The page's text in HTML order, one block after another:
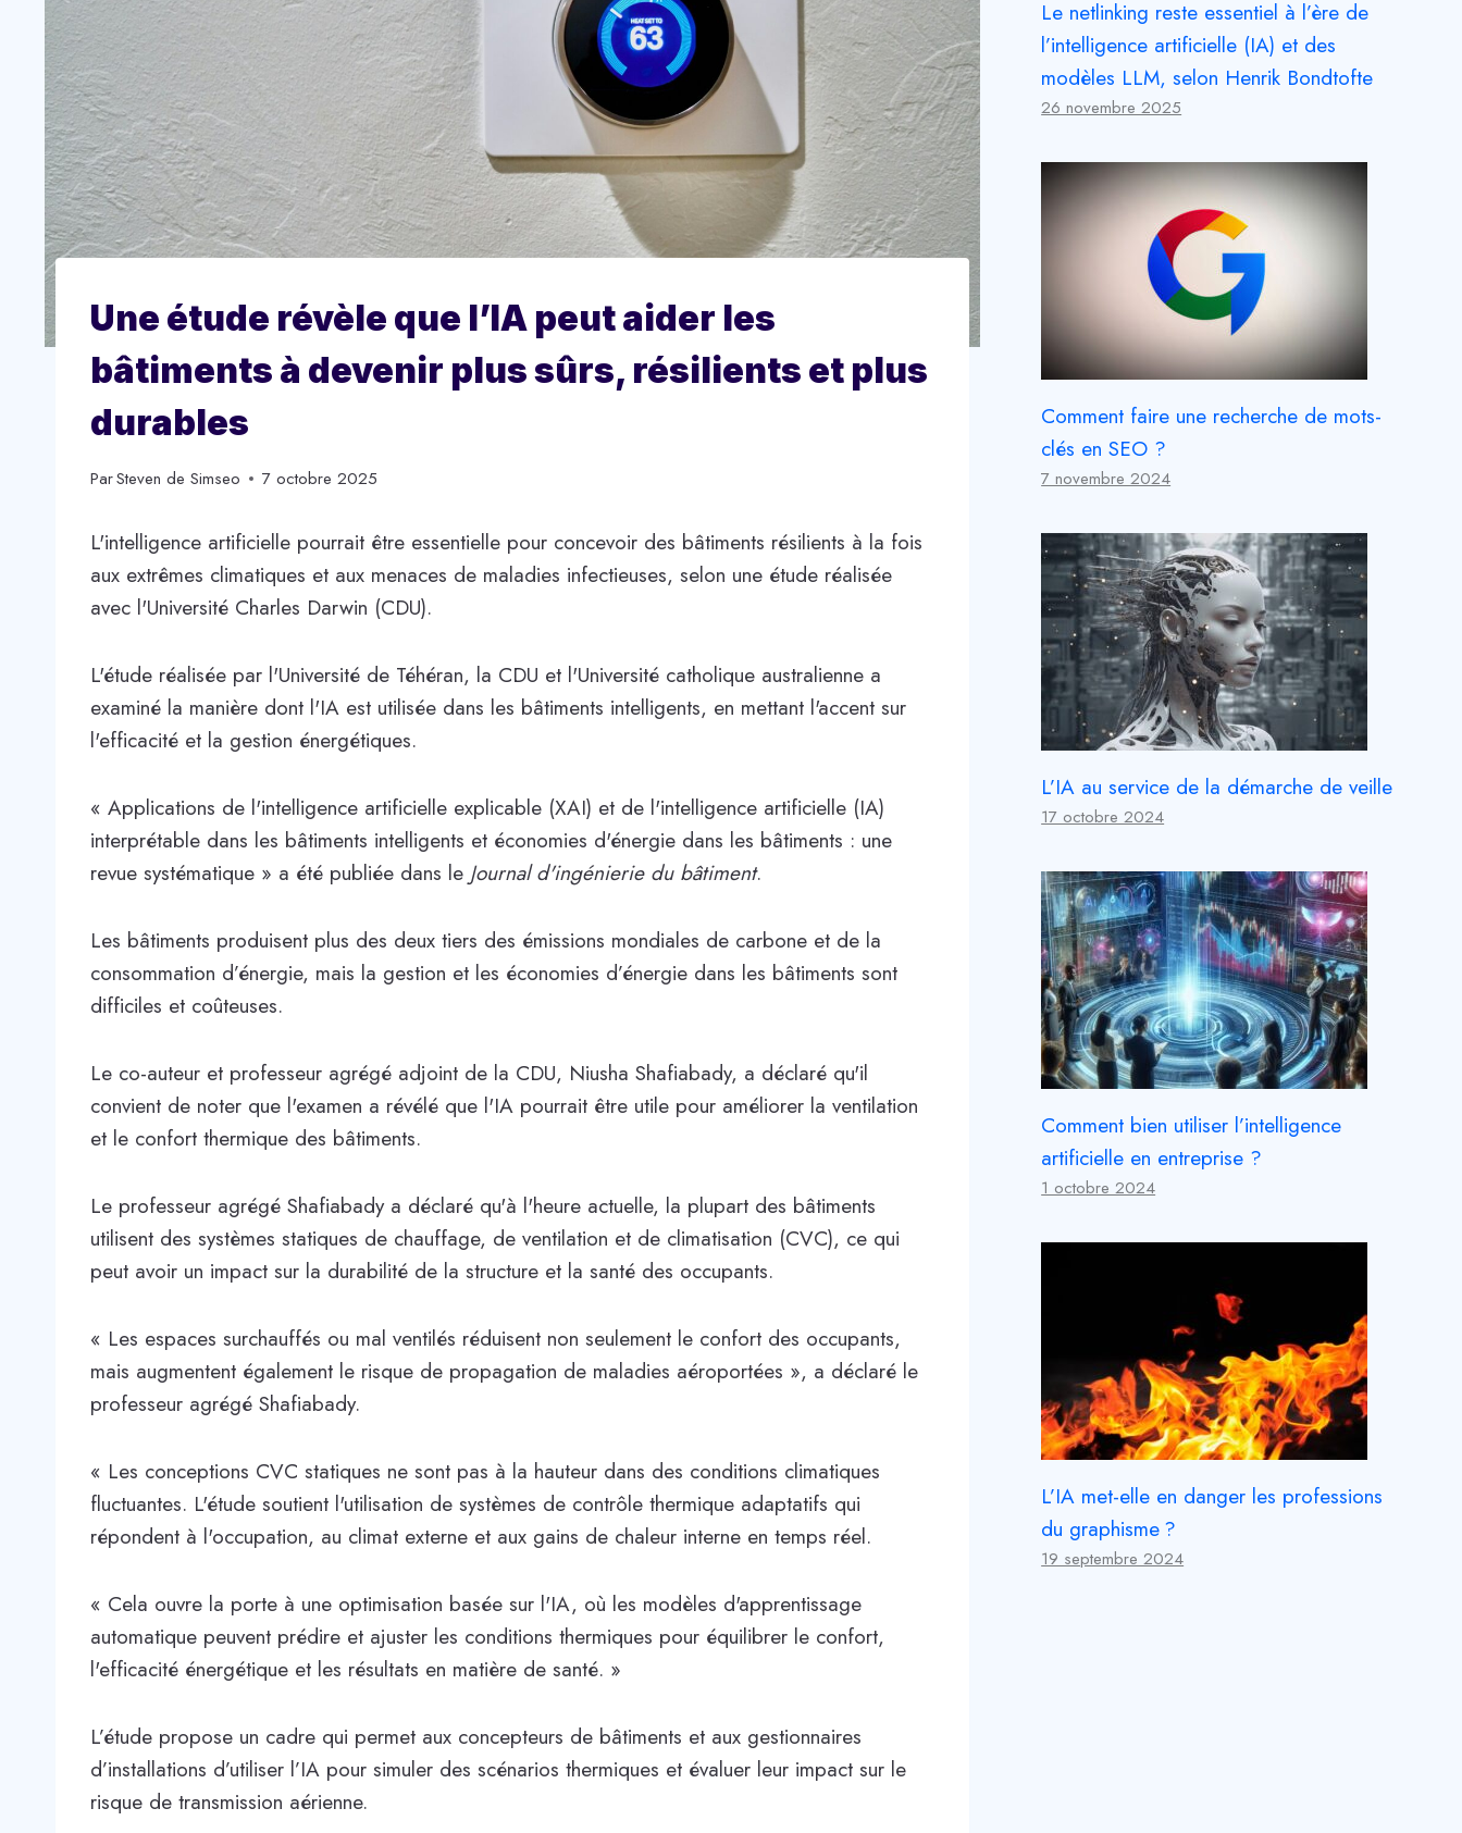
Une étude révèle que l’IA peut aider les
bâtiments à devenir plus sûrs, résilients et plus
durables
ParSteven de Simseo 7 octobre 2025
L'intelligence artificielle pourrait être essentielle pour concevoir des bâtiments résilients à la fois
aux extrêmes climatiques et aux menaces de maladies infectieuses, selon une étude réalisée
avec l'Université Charles Darwin (CDU).
L'étude réalisée par l'Université de Téhéran, la CDU et l'Université catholique australienne a
examiné la manière dont l'IA est utilisée dans les bâtiments intelligents, en mettant l'accent sur
l'efficacité et la gestion énergétiques.
« Applications de l'intelligence artificielle explicable (XAI) et de l'intelligence artificielle (IA)
interprétable dans les bâtiments intelligents et économies d'énergie dans les bâtiments : une
revue systématique » a été publiée dans le Journal d'ingénierie du bâtiment.
Les bâtiments produisent plus des deux tiers des émissions mondiales de carbone et de la
consommation d’énergie, mais la gestion et les économies d’énergie dans les bâtiments sont
difficiles et coûteuses.
Le co-auteur et professeur agrégé adjoint de la CDU, Niusha Shafiabady, a déclaré qu'il
convient de noter que l'examen a révélé que l'IA pourrait être utile pour améliorer la ventilation
et le confort thermique des bâtiments.
Le professeur agrégé Shafiabady a déclaré qu'à l'heure actuelle, la plupart des bâtiments
utilisent des systèmes statiques de chauffage, de ventilation et de climatisation (CVC), ce qui
peut avoir un impact sur la durabilité de la structure et la santé des occupants.
« Les espaces surchauffés ou mal ventilés réduisent non seulement le confort des occupants,
mais augmentent également le risque de propagation de maladies aéroportées », a déclaré le
professeur agrégé Shafiabady.
« Les conceptions CVC statiques ne sont pas à la hauteur dans des conditions climatiques
fluctuantes. L'étude soutient l'utilisation de systèmes de contrôle thermique adaptatifs qui
répondent à l'occupation, au climat externe et aux gains de chaleur interne en temps réel.
« Cela ouvre la porte à une optimisation basée sur l'IA, où les modèles d'apprentissage
automatique peuvent prédire et ajuster les conditions thermiques pour équilibrer le confort,
l'efficacité énergétique et les résultats en matière de santé. »
L’étude propose un cadre qui permet aux concepteurs de bâtiments et aux gestionnaires
d’installations d’utiliser l’IA pour simuler des scénarios thermiques et évaluer leur impact sur le
risque de transmission aérienne.
Le netlinking reste essentiel à l’ère de
l’intelligence artificielle (IA) et des
modèles LLM, selon Henrik Bondtofte
26 novembre 2025
Comment faire une recherche de mots-
clés en SEO ?
7 novembre 2024
L’IA au service de la démarche de veille
17 octobre 2024
Comment bien utiliser l’intelligence
artificielle en entreprise ?
1 octobre 2024
L’IA met-elle en danger les professions
du graphisme ?
19 septembre 2024